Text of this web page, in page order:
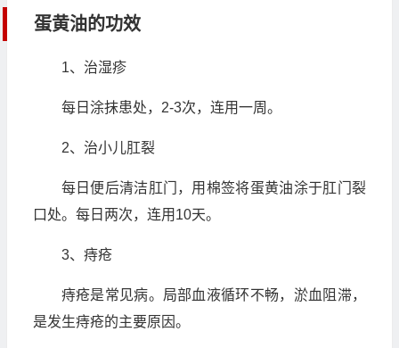
蛋黄油的功效
1、治湿疹
每日涂抹患处，2-3次，连用一周。
2、治小儿肛裂
每日便后清洁肛门，用棉签将蛋黄油涂于肛门裂
口处。每日两次，连用10天。
3、痔疮
痔疮是常见病。局部血液循环不畅，淤血阻滞，
是发生痔疮的主要原因。